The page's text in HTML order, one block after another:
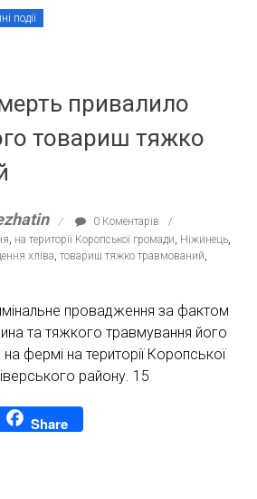
події
привалило
товариш тяжко
0 Коментарів
, на території Коропської громади, Ніжинець,
хліва, товариш тяжко травмований,
провадження за фактом
та тяжкого травмування його
фермі на території Коропської
району. 15
Share